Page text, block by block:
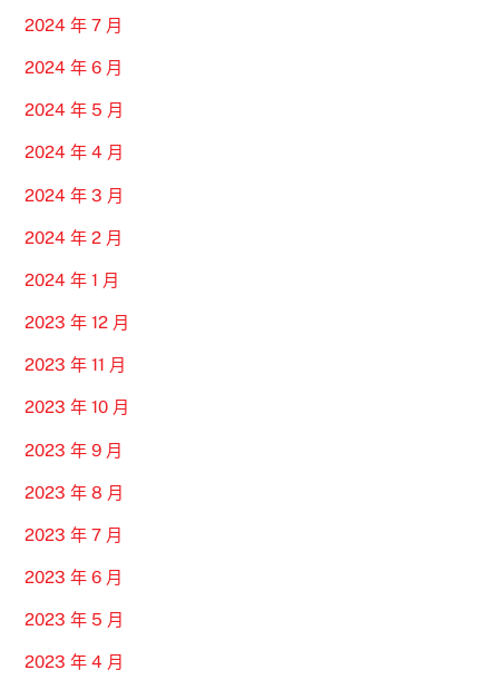
2024 年 7 月
2024 年 6 月
2024 年 5 月
2024 年 4 月
2024 年 3 月
2024 年 2 月
2024 年 1 月
2023 年 12 月
2023 年 11 月
2023 年 10 月
2023 年 9 月
2023 年 8 月
2023 年 7 月
2023 年 6 月
2023 年 5 月
2023 年 4 月